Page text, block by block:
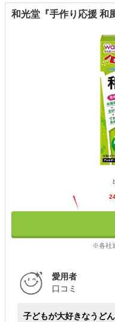
和光堂『手作り応援 和
※各社
愛用者
口コミ
子どもが大好きなうど